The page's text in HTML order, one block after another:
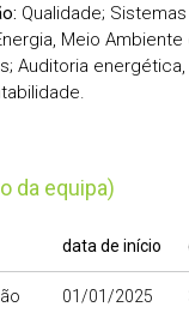
Qualidade;
Meio
Auditoria
da equipa)
data de início
01/01/2025